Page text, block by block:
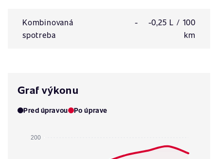
Kombinovaná
spotreba
-
-0,25 L / 100
km
Graf výkonu
Pred úpravou Po úprave
200